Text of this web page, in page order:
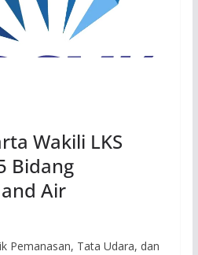
Wakili LKS
Bidang
Air
Pemanasan, Tata Udara, dan